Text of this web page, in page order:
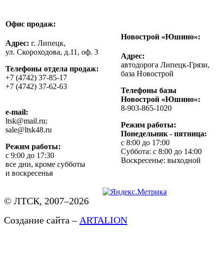
Офис продаж:
Адрес: г. Липецк,
ул. Скороходова, д.11, оф. 3
Телефоны отдела продаж:
+7 (4742) 37-85-17
+7 (4742) 37-62-63
e-mail:
ltsk@mail.ru;
sale@ltsk48.ru
Режим работы:
с 9:00 до 17:30
все дни, кроме субботы
и воскресенья
Новострой «Юшино»:
Адрес:
автодорога Липецк-Грязи,
база Новострой
Телефоны базы
Новострой «Юшино»:
8-903-865-1020
Режим работы:
Понедельник - пятница:
с 8:00 до 17:00
Суббота: с 8:00 до 14:00
Воскресенье: выходной
© ЛТСК, 2007–2026
Создание сайта – ARTALION